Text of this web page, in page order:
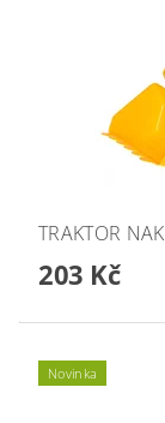
TRAKTOR
203 Kč
Novinka